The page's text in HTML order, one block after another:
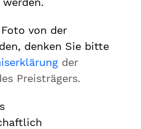
von der
denken Sie bitte
der
Preisträgers.